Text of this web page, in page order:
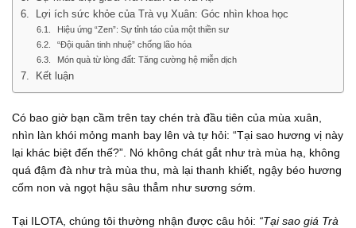
Lợi ích sức khỏe của Trà vụ Xuân: Góc nhìn khoa học
Hiệu ứng “Zen”: Sự tỉnh táo của một thiền sư
“Đội quân tinh nhuệ” chống lão hóa
Món quà từ lòng đất: Tăng cường hệ miễn dịch
Kết luận
Có bao giờ bạn cầm trên tay chén trà đầu tiên của mùa xuân,
nhìn làn khói mỏng manh bay lên và tự hỏi: “Tại sao hương vị này
lại khác biệt đến thế?”. Nó không chát gắt như trà mùa hạ, không
quá đậm đà như trà mùa thu, mà lại thanh khiết, ngậy béo hương
cốm non và ngọt hậu sâu thẳm như sương sớm.
Tại ILOTA, chúng tôi thường nhận được câu hỏi: “Tại sao giá Trà